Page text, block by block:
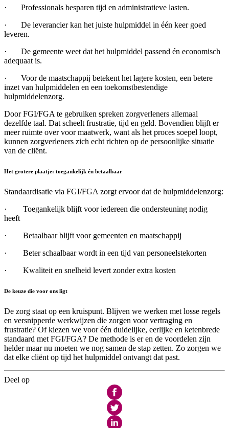
· Professionals besparen tijd en administratieve lasten.
· De leverancier kan het juiste hulpmiddel in één keer goed
leveren.
· De gemeente weet dat het hulpmiddel passend én economisch
adequaat is.
· Voor de maatschappij betekent het lagere kosten, een betere
inzet van hulpmiddelen en een toekomstbestendige
hulpmiddelenzorg.
Door FGI/FGA te gebruiken spreken zorgverleners allemaal
dezelfde taal. Dat scheelt frustratie, tijd en geld. Bovendien blijft er
meer ruimte over voor maatwerk, want als het proces soepel loopt,
kunnen zorgverleners zich echt richten op de persoonlijke situatie
van de cliënt.
Het grotere plaatje: toegankelijk én betaalbaar
Standaardisatie via FGI/FGA zorgt ervoor dat de hulpmiddelenzorg:
· Toegankelijk blijft voor iedereen die ondersteuning nodig
heeft
· Betaalbaar blijft voor gemeenten en maatschappij
· Beter schaalbaar wordt in een tijd van personeelstekorten
· Kwaliteit en snelheid levert zonder extra kosten
De keuze die voor ons ligt
De zorg staat op een kruispunt. Blijven we werken met losse regels
en versnipperde werkwijzen die zorgen voor vertraging en
frustratie? Of kiezen we voor één duidelijke, eerlijke en ketenbrede
standaard met FGI/FGA? De methode is er en de voordelen zijn
helder maar nu moeten we nog samen de stap zetten. Zo zorgen we
dat elke cliënt op tijd het hulpmiddel ontvangt dat past.
Deel op